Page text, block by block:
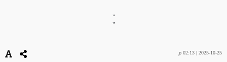
"
"
2025-10-25 | 02:13 م